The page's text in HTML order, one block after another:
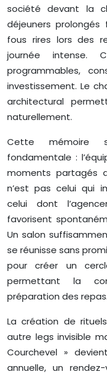
société devant la
déjeuners
fous rires lors des
journée intense.
programmables,
investissement. Le
architectural
naturellement.
Cette mémoire
fondamentale :
moments partagés
n’est pas celui qui
celui dont
favorisent
Un salon
se réunisse sans
pour créer un
permettant la
préparation des repas.
La création de
autre legs invisible
Courchevel »
annuelle, un